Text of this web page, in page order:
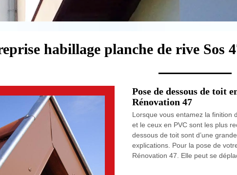
habillage planche de rive Sos
Pose de dessous de toit
Rénovation 47
Lorsque vous entamez la finition
et le ceux en PVC sont les plus
dessous de toit sont d’une
explications. Pour la pose de
Rénovation 47. Elle peut se